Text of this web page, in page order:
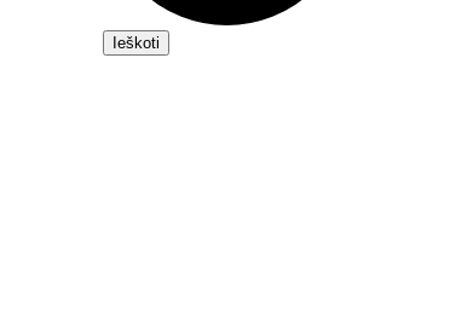
Ieškoti